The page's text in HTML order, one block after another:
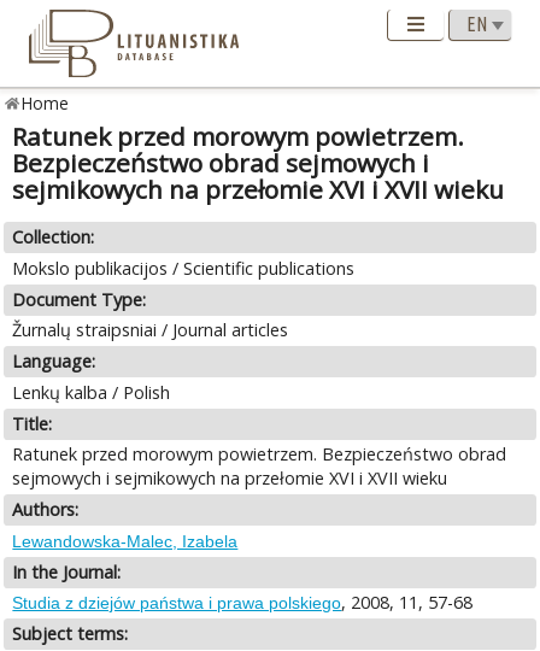
Home
Ratunek przed morowym powietrzem.
Bezpieczeństwo obrad sejmowych i
sejmikowych na przełomie XVI i XVII wieku
Collection:
Mokslo publikacijos / Scientific publications
Document Type:
Žurnalų straipsniai / Journal articles
Language:
Lenkų kalba / Polish
Title:
Ratunek przed morowym powietrzem. Bezpieczeństwo obrad
sejmowych i sejmikowych na przełomie XVI i XVII wieku
Authors:
Lewandowska-Malec, Izabela
In the Journal:
Studia z dziejów państwa i prawa polskiego, 2008, 11, 57-68
Subject terms: